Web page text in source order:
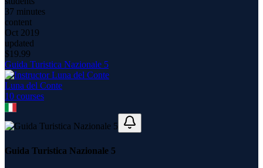
37 minutes
content
Oct 2019
updated
$19.99
Guida Turistica Nazionale 5
Luna del Conte
10 courses
Guida Turistica Nazionale 5